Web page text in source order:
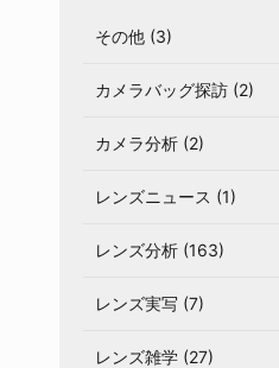
その他 (3)
カメラバッグ探訪 (2)
カメラ分析 (2)
レンズニュース (1)
レンズ分析 (163)
レンズ実写 (7)
レンズ雑学 (27)